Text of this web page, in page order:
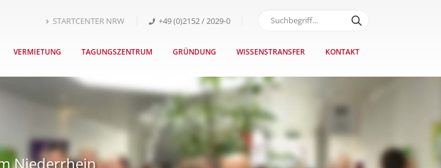
STARTCENTER NRW +49 (0)2152 / 2029-0
VERMIETUNG TAGUNGSZENTRUM GRÜNDUNG WISSENSTRANSFER KONTAKT